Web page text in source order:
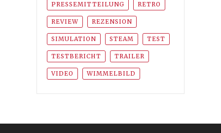
PRESSEMITTEILUNG RETRO
REVIEW REZENSION
SIMULATION STEAM TEST
TESTBERICHT TRAILER
VIDEO WIMMELBILD